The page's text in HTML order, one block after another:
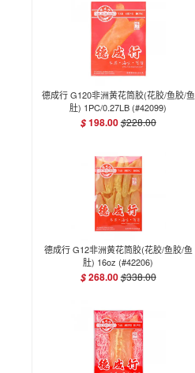
德成行 G120非洲黄花筒胶(花胶/鱼胶/鱼
肚) 1PC/0.27LB (#42099)
$198.00$228.00
德成行 G12非洲黄花筒胶(花胶/鱼胶/鱼
肚) 16oz (#42206)
$268.00$338.00